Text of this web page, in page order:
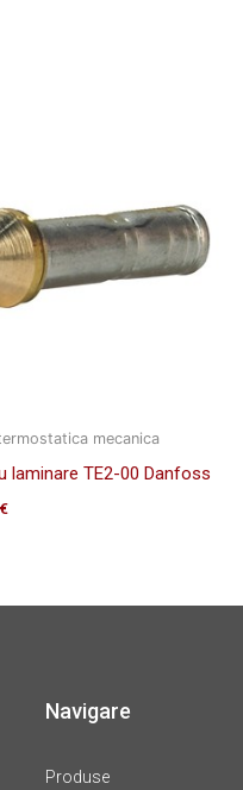
mecanica
laminare TE2-00 Danfoss
€
Navigare
Produse